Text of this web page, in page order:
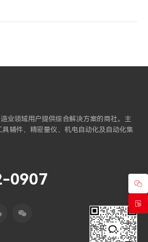
业领域用户提供综合解决方案的商社。主
辅件、精密量仪、机电自动化及自动化集
0907